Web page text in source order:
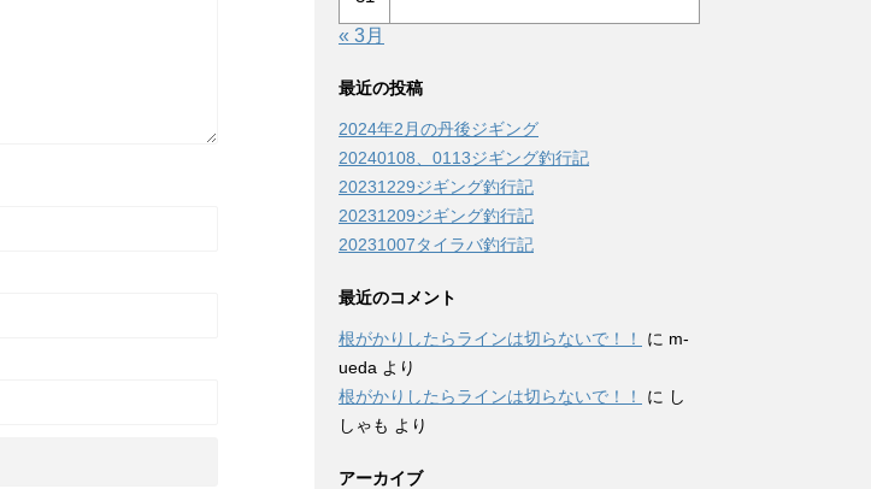
« 3月
最近の投稿
2024年2月の丹後ジギング
20240108、0113ジギング釣行記
20231229ジギング釣行記
20231209ジギング釣行記
20231007タイラバ釣行記
最近のコメント
根がかりしたらラインは切らないで！！ に m-
ueda より
根がかりしたらラインは切らないで！！
に し
しゃも より
アーカイブ